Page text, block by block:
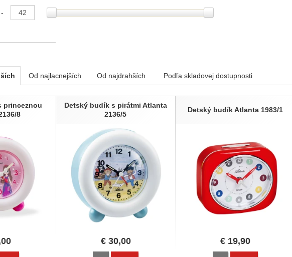
parametrov
-
Od najlacnejších Od najdrahších Podľa skladovej dostupnosti
princeznou
8
Detský budík s pirátmi Atlanta
2136/5
€30,00
Detský budík Atlanta 1983/1
€19,90